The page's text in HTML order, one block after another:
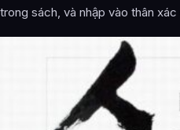
trong sách, và nhập vào thân